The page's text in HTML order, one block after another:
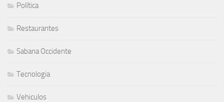
Política
Restaurantes
Sabana Occidente
Tecnologia
Vehiculos